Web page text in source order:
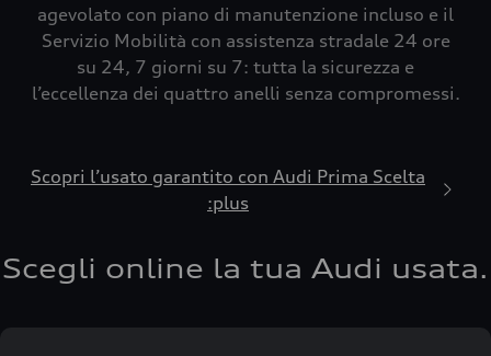
agevolato con piano di manutenzione incluso e il
Servizio Mobilità con assistenza stradale 24 ore
su 24, 7 giorni su 7: tutta la sicurezza e
l’eccellenza dei quattro anelli senza compromessi.
Scopri l’usato garantito con Audi Prima Scelta
:plus
Scegli online la tua Audi usata.